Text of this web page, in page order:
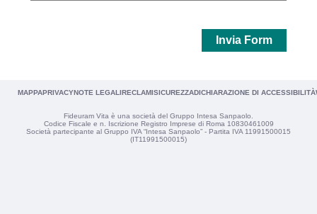
Invia Form
MAPPAPRIVACYNOTE LEGALIRECLAMISICUREZZADICHIARAZIONE DI ACCESSIBILITÀ
Fideuram Vita è una società del Gruppo Intesa Sanpaolo.
Codice Fiscale e n. Iscrizione Registro Imprese di Roma 10830461009
Società partecipante al Gruppo IVA “Intesa Sanpaolo” - Partita IVA 11991500015
(IT11991500015)